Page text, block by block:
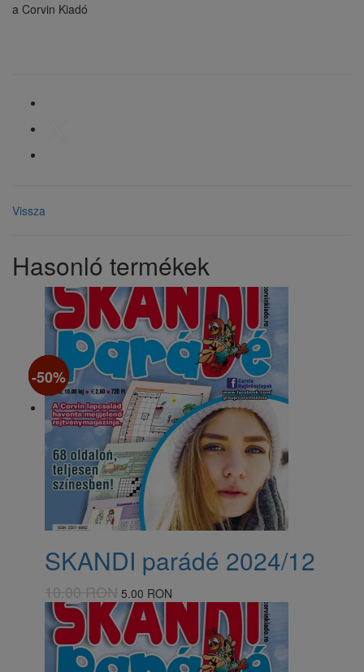
a Corvin Kiadó
Vissza
Hasonló termékek
SKANDI parádé 2024/12
-50%
10.00 RON 5.00 RON
-50%
-50%
-50%